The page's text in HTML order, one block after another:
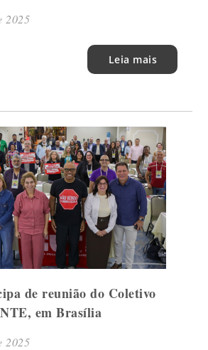
2025
Leia mais
de reunião do Coletivo
em Brasília
2025